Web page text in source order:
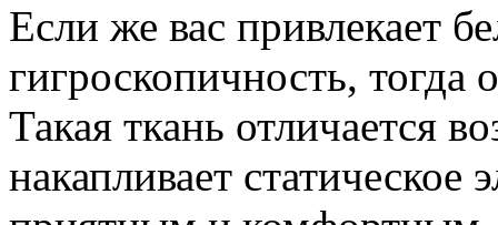
Если же вас привлекает
гигроскопичность, тогда
Такая ткань отличается
накапливает статическое